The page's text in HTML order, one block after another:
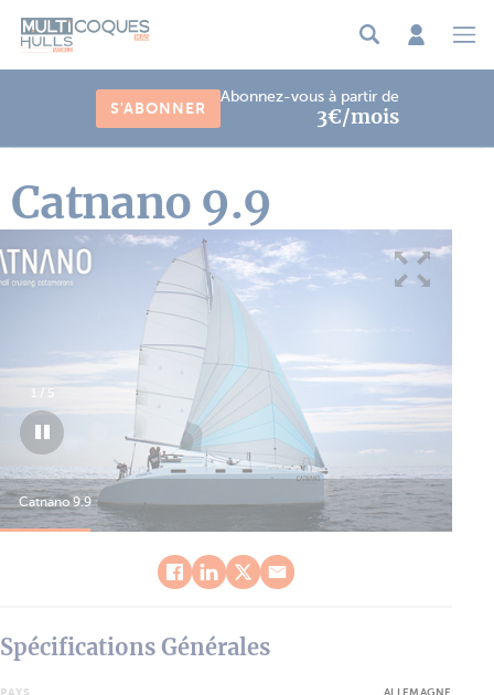
S'ABONNER
Abonnez-vous à partir de
3€/mois
Catnano 9.9
Catnano 9.9
1/ 5
Spécifications Générales
PAYS ALLEMAGNE